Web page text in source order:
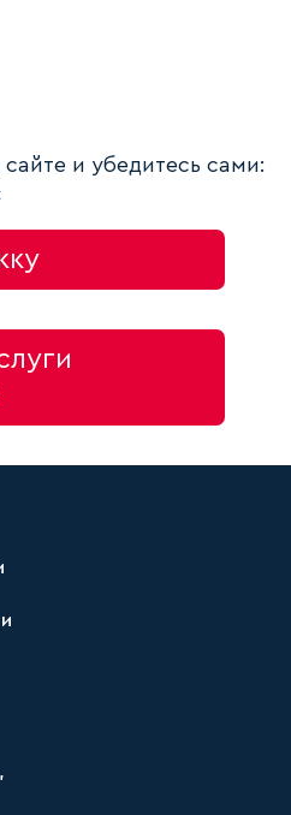
и убедитесь сами: